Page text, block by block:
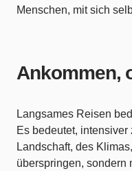
Menschen, mit sich
Ankommen,
Langsames Reisen
Es bedeutet,
Landschaft, des
überspringen, sondern